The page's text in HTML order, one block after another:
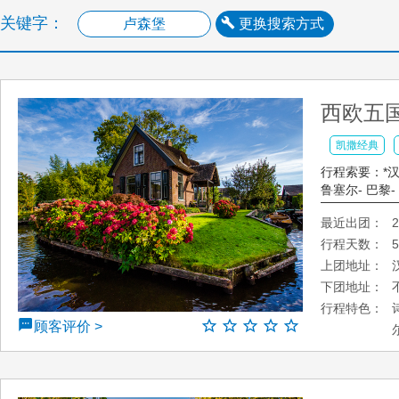
关键字： 更换搜索方式
顾客评价 >
西欧五
凯撒经典
行程索要：*
鲁塞尔- 巴黎
最近出团：
行程天数：
上团地址：
下团地址：
行程特色：